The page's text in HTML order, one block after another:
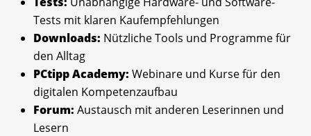
Tests mit klaren Kaufempfehlungen
Downloads: Nützliche Tools und Programme für
den Alltag
PCtipp Academy: Webinare und Kurse für den
digitalen Kompetenzaufbau
Forum: Austausch mit anderen Leserinnen und
Lesern